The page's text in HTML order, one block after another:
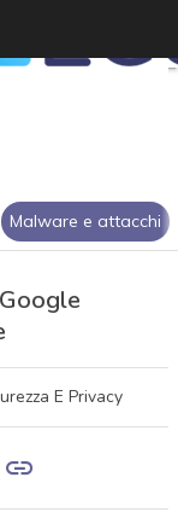
Malware e attacchi
E Privacy